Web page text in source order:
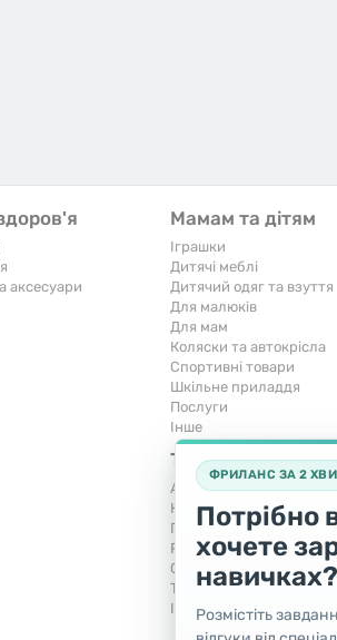
аксесуари
Мамам та дітям
Іграшки
Дитячі меблі
Дитячий одяг та взуття
Для малюків
Для мам
Коляски та автокрісла
Спортивні товари
Шкільне приладдя
Послуги
Iнше
Тварини та
Акваріумістика
Кішки
Послуги
Рослини та дерева
Собаки
Товари для тварин
Інші тварини
ФРИЛАНС ЗА 2
Потрібно
хочете
навичках?
Розмістіть